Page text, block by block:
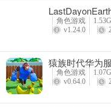
到自己的过去啦~
2、希露瓦
穿过商店街，沿着火花塞
角色游戏
v1.24.0
猿族时代华为服
角色游戏
v0.64.0